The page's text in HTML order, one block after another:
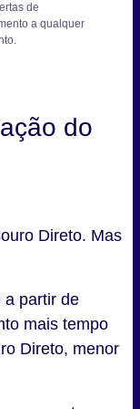
de
a qualquer
do
Direto. Mas
a partir de
mais tempo
Direto, menor